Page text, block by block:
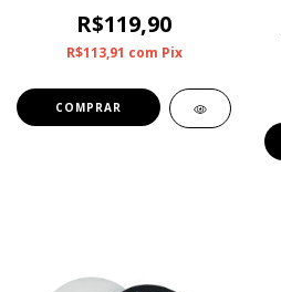
R$119,90
R$113,91 com Pix